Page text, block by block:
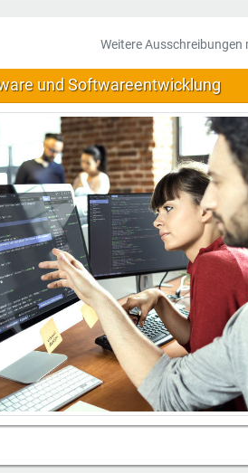
Weitere
und Softwareentwicklung